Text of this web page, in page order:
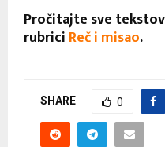
Pročitajte sve
rubrici Reč i misao.
SHARE 0